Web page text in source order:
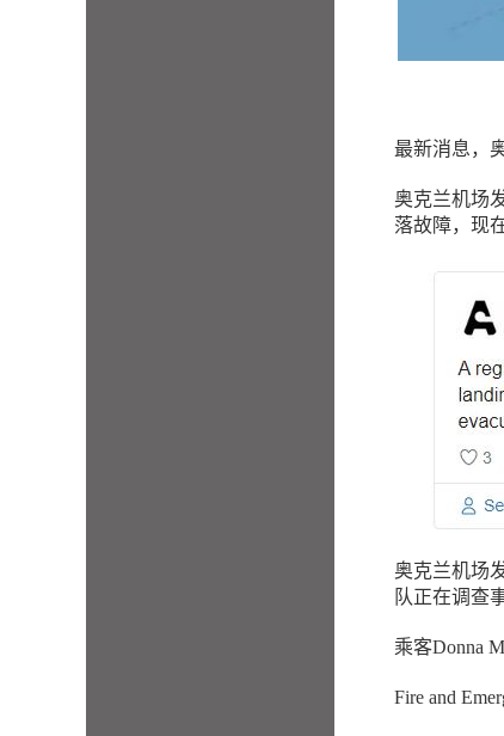
最新消息，
奥克兰机场
落故障，现
奥克兰机场
队正在调查
乘客Donna
Fire and